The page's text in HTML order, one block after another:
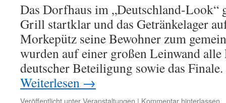
Das Dorfhaus im „Deutschland-Look“
Grill startklar und das Getränkelager
Morkepütz seine Bewohner zum
wurden auf einer großen Leinwand
deutscher Beteiligung sowie das
Weiterlesen →
Veröffentlicht unterVeranstaltungen | Kommentar hinterlassen